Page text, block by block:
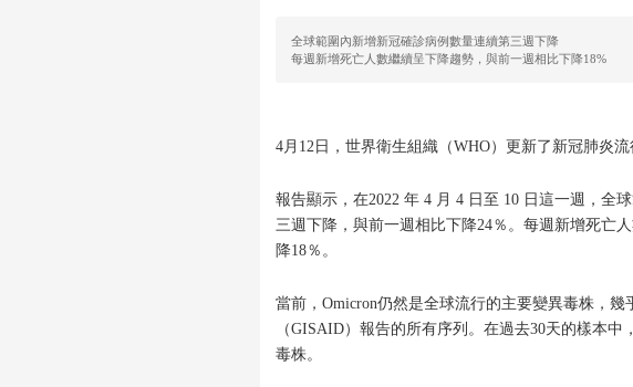
全球範圍內新增新冠確診病例數量連續第三週下降
每週新增死亡人數繼續呈下降趨勢，與前一週相比下降18%
4月12日，世界衛生組織（WHO）更新了新冠肺炎流
報告顯示，在2022 年 4 月 4 日至 10 日這一週，全
三週下降，與前一週相比下降24％。每週新增死亡
降18％。
當前，Omicron仍然是全球流行的主要變異毒株，
（GISAID）報告的所有序列。在過去30天的樣本中
毒株。